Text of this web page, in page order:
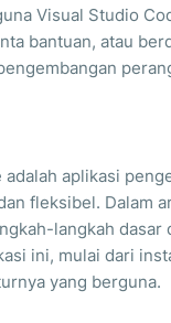
Visual Studio
bantuan, atau
aplikasi
fleksibel. Dalam
langkah dasar
ini, mulai dari
yang berguna.